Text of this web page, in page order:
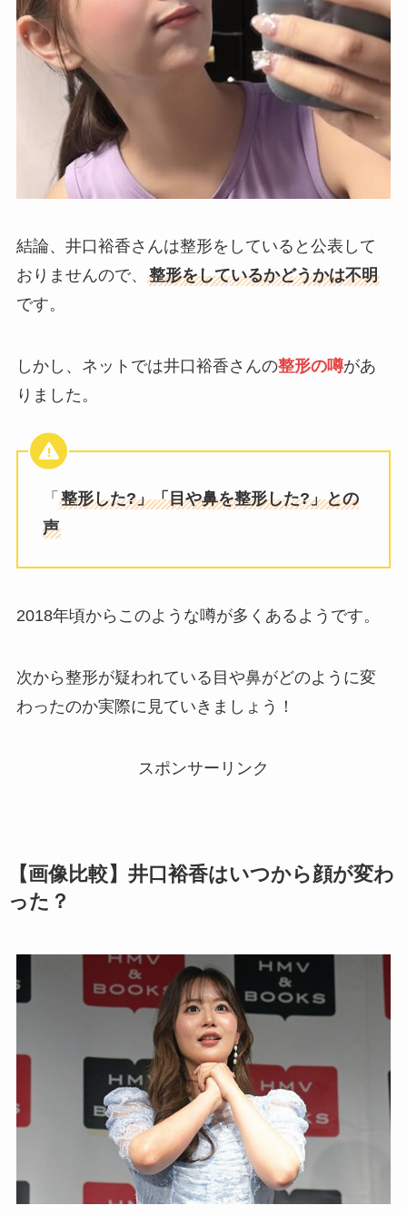
結論、井口裕香さんは整形をしていると公表して
おりませんので、 整形をしているかどうかは不明
です。
しかし、ネットでは井口裕香さんの整形の噂があ
りました。
「 整形した?」「目や鼻を整形した?」との
声
2018年頃からこのような噂が多くあるようです。
次から整形が疑われている目や鼻がどのように変
わったのか実際に見ていきましょう！
スポンサーリンク
【画像比較】井口裕香はいつから顔が変わ
った？